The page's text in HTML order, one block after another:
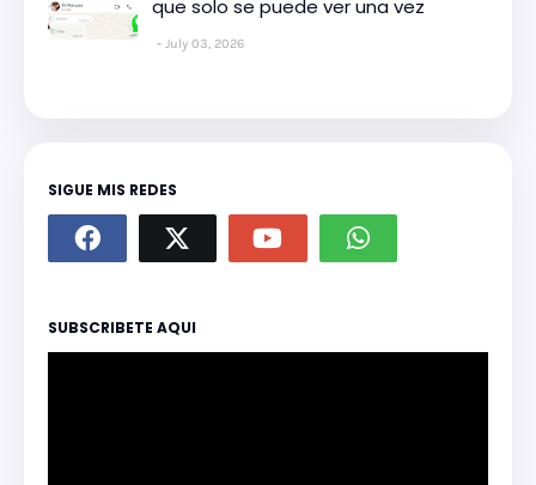
que solo se puede ver una vez
July 03, 2026
SIGUE MIS REDES
SUBSCRIBETE AQUI